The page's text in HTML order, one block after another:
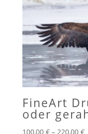
FineArt
oder
100,00 € – 220,00 €